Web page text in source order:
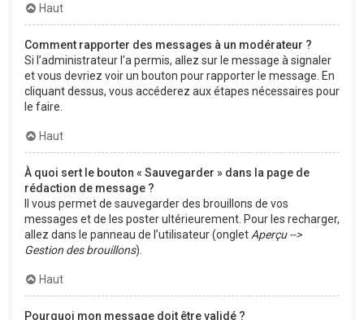
Haut
Comment rapporter des messages à un modérateur ?
Si l’administrateur l’a permis, allez sur le message à signaler
et vous devriez voir un bouton pour rapporter le message. En
cliquant dessus, vous accéderez aux étapes nécessaires pour
le faire.
Haut
À quoi sert le bouton « Sauvegarder » dans la page de
rédaction de message ?
Il vous permet de sauvegarder des brouillons de vos
messages et de les poster ultérieurement. Pour les recharger,
allez dans le panneau de l’utilisateur (onglet Aperçu -->
Gestion des brouillons).
Haut
Pourquoi mon message doit être validé ?